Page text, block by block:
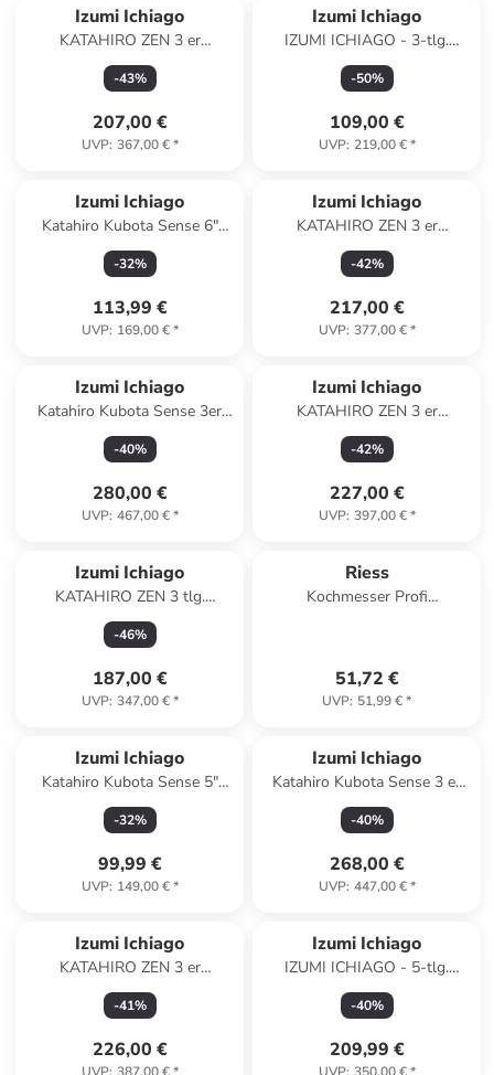
Izumi Ichiago
KATAHIRO ZEN 3 er
Kochmessers Set -
Magnetständer
-43%
207,00 €
UVP: 367,00 €*
Izumi Ichiago
IZUMI ICHIAGO - 3-tlg.
Kochmesser-Set inkl.
Magnetständer und
-50%
109,00 €
UVP: 219,00 €*
Izumi Ichiago
Katahiro Kubota Sense 6"
Kochmesser ,Japanischer VG-
10 damast Edelstahl
-32%
113,99 €
UVP: 169,00 €*
Izumi Ichiago
KATAHIRO ZEN 3 er
Kochmesser Set (Chefmesser
mit Hammerschlag) -
-42%
217,00 €
UVP: 377,00 €*
Izumi Ichiago
Katahiro Kubota Sense 3er
Kochmesser set + Magnet-
Messerhalter + Schleifstein
-40%
280,00 €
UVP: 467,00 €*
Izumi Ichiago
KATAHIRO ZEN 3 er
Kochmessers Hammerschlag
Set - Magnetständer und
-42%
227,00 €
UVP: 397,00 €*
Izumi Ichiago
KATAHIRO ZEN 3 tlg.
Kochmesser Set -
Kochmesser mit
-46%
187,00 €
UVP: 347,00 €*
Riess
Kochmesser Profi
51,72 €
UVP: 51,99 €*
Izumi Ichiago
Katahiro Kubota Sense 5"
Kochmesser ,Japanischer VG-
10 damast Edelstahl
-32%
99,99 €
UVP: 149,00 €*
Izumi Ichiago
Katahiro Kubota Sense 3 er
Kochmesser set + Magnet-
Messerhalter
-40%
268,00 €
UVP: 447,00 €*
Izumi Ichiago
KATAHIRO ZEN 3 er
Kochmessers Set -
Magnetständer und
-41%
226,00 €
Izumi Ichiago
IZUMI ICHIAGO - 5-tlg.
Kochmesser-Set + IZUMI
ICHIAGO Nakiri
-40%
209,99 €